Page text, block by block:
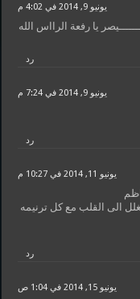
يونيو 9, 2014 في 4:02 م
قـــــــيصر يا رفعة الرااس الله
رد
يونيو 9, 2014 في 7:24 م
رد
يونيو 11, 2014 في 10:27 م
الى القلب مع كل ترنيمه
رد
يونيو 15, 2014 في 1:04 ص